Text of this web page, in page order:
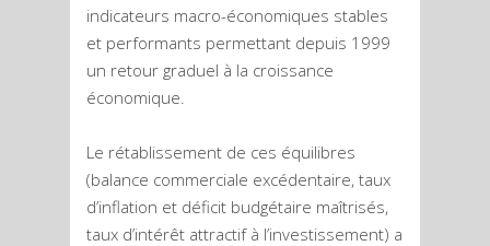
indicateurs macro-économiques stables
et performants permettant depuis 1999
un retour graduel à la croissance
économique.
Le rétablissement de ces équilibres
(balance commerciale excédentaire, taux
d’inflation et déficit budgétaire maîtrisés,
taux d’intérêt attractif à l’investissement) a